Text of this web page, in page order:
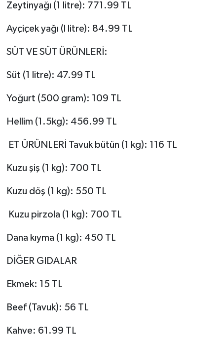
Zeytinyağı (1 litre): 771.99 TL
Ayçiçek yağı (l litre): 84.99 TL
SÜT VE SÜT ÜRÜNLERİ:
Süt (1 litre): 47.99 TL
Yoğurt (500 gram): 109 TL
Hellim (1.5kg): 456.99 TL
ET ÜRÜNLERİ Tavuk bütün (1 kg): 116 TL
Kuzu şiş (1 kg): 700 TL
Kuzu döş (1 kg): 550 TL
Kuzu pirzola (1 kg): 700 TL
Dana kıyma (1 kg): 450 TL
DİĞER GIDALAR
Ekmek: 15 TL
Beef (Tavuk): 56 TL
Kahve: 61.99 TL